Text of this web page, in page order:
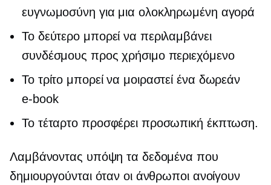
ευγνωμοσύνη για μια ολοκληρωμένη αγορά
Το δεύτερο μπορεί να περιλαμβάνει
συνδέσμους προς χρήσιμο περιεχόμενο
Το τρίτο μπορεί να μοιραστεί ένα δωρεάν
e-book
Το τέταρτο προσφέρει προσωπική έκπτωση.
Λαμβάνοντας υπόψη τα δεδομένα που
δημιουργούνται όταν οι άνθρωποι ανοίγουν